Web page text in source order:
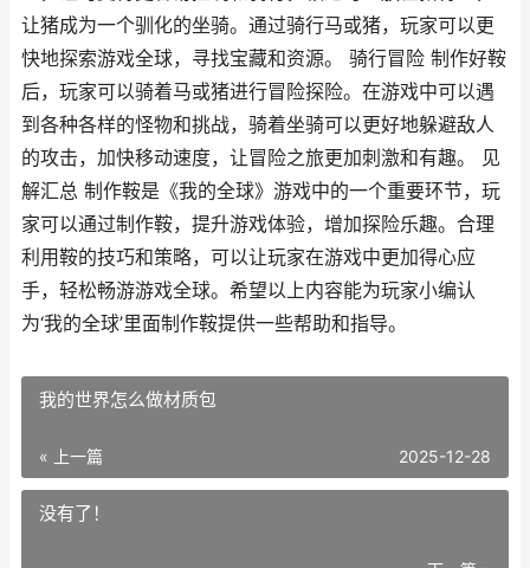
让猪成为一个驯化的坐骑。通过骑行马或猪，玩家可以更
快地探索游戏全球，寻找宝藏和资源。 骑行冒险 制作好鞍
后，玩家可以骑着马或猪进行冒险探险。在游戏中可以遇
到各种各样的怪物和挑战，骑着坐骑可以更好地躲避敌人
的攻击，加快移动速度，让冒险之旅更加刺激和有趣。 见
解汇总 制作鞍是《我的全球》游戏中的一个重要环节，玩
家可以通过制作鞍，提升游戏体验，增加探险乐趣。合理
利用鞍的技巧和策略，可以让玩家在游戏中更加得心应
手，轻松畅游游戏全球。希望以上内容能为玩家小编认
为‘我的全球’里面制作鞍提供一些帮助和指导。
我的世界怎么做材质包
« 上一篇 2025-12-28
没有了！